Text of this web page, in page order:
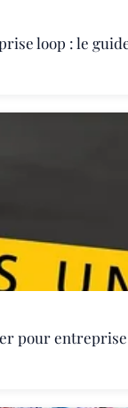
loop : le
pour entreprise